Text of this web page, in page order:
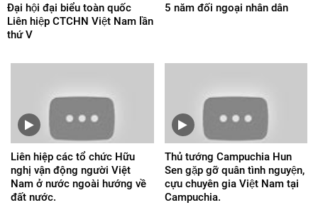
Đại hội đại biểu toàn quốc
Liên hiệp CTCHN Việt Nam lần
thứ V
5 năm đối ngoại nhân dân
Liên hiệp các tổ chức Hữu
nghị vận động người Việt
Nam ở nước ngoài hướng về
đất nước.
Thủ tướng Campuchia Hun
Sen gặp gỡ quân tình nguyện,
cựu chuyên gia Việt Nam tại
Campuchia.